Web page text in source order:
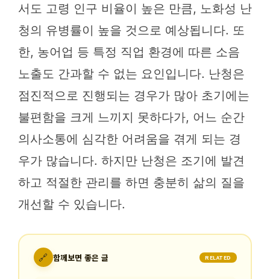
서도 고령 인구 비율이 높은 만큼, 노화성 난
청의 유병률이 높을 것으로 예상됩니다. 또
한, 농어업 등 특정 직업 환경에 따른 소음
노출도 간과할 수 없는 요인입니다. 난청은
점진적으로 진행되는 경우가 많아 초기에는
불편함을 크게 느끼지 못하다가, 어느 순간
의사소통에 심각한 어려움을 겪게 되는 경
우가 많습니다. 하지만 난청은 조기에 발견
하고 적절한 관리를 하면 충분히 삶의 질을
개선할 수 있습니다.
🔗 함께보면 좋은 글 RELATED